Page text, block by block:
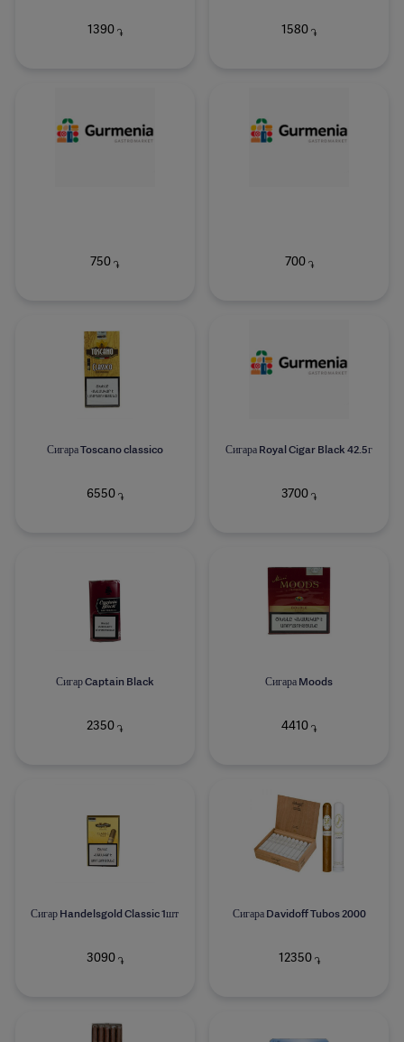
1390 ֏ 1580 ֏
750 ֏ 700 ֏
Сигара Toscano classico
6550 ֏
Сигара Royal Cigar Black 42.5г
3700 ֏
Сигар Captain Black
2350 ֏
Сигара Moods
4410 ֏
Сигар Handelsgold Classic 1шт
3090 ֏
Сигара Davidoff Tubos 2000
12350 ֏